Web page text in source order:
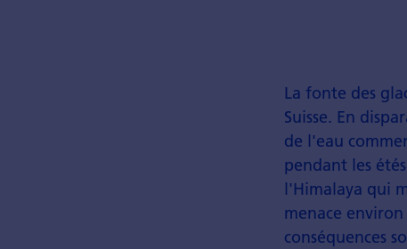
La fonte des
Suisse. En
de l'eau
pendant les
l'Himalaya qui
menace
conséquences